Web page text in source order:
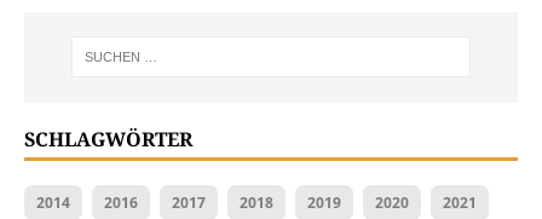
SCHLAGWÖRTER
2014 2016 2017 2018 2019 2020 2021